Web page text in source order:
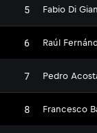
5 Fabio Di
6 Raúl
7 Pedro
8 Francesco